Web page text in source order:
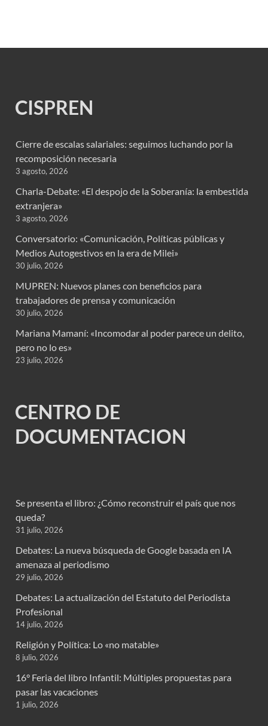
CISPREN
Cierre de escalas salariales: seguimos luchando por la
recomposición necesaria
3 agosto, 2026
Charla-Debate: «El despojo de la Soberanía: la embestida
extranjera»
3 agosto, 2026
Conversatorio: «Comunicación, Políticas públicas y
Medios Autogestivos en la era de Milei»
30 julio, 2026
MUPREN: Nuevos planes con beneficios para
trabajadores de prensa y comunicación
30 julio, 2026
Mariana Mamaní: «Incomodar al poder parece un delito,
pero no lo es»
23 julio, 2026
CENTRO DE
DOCUMENTACION
Se presenta el libro: ¿Cómo reconstruir el país que nos
queda?
31 julio, 2026
Debates: La nueva búsqueda de Google basada en IA
amenaza al periodismo
29 julio, 2026
Debates: La actualización del Estatuto del Periodista
Profesional
14 julio, 2026
Religión y Política: Lo «no matable»
8 julio, 2026
16° Feria del libro Infantil: Múltiples propuestas para
pasar las vacaciones
1 julio, 2026